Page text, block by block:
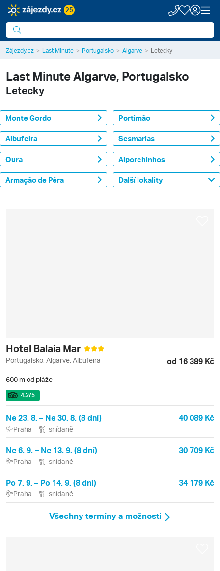
25
Zájezdy.cz Last Minute Portugalsko Algarve Letecky
Last MinuteAlgarve, Portugalsko
Letecky
Monte Gordo Portimão
Albufeira Sesmarias
Oura Alporchinhos
Armação de Pêra Další lokality
Hotel Balaia Mar
Portugalsko, Algarve, Albufeira od 16 389 Kč
600 m od pláže
4.2/5
Ne 23. 8. – Ne 30. 8. (8 dní) 40 089 Kč
Praha snídaně
Ne 6. 9. – Ne 13. 9. (8 dní) 30 709 Kč
Praha snídaně
Po 7. 9. – Po 14. 9. (8 dní) 34 179 Kč
Praha snídaně
Všechny termíny a možnosti